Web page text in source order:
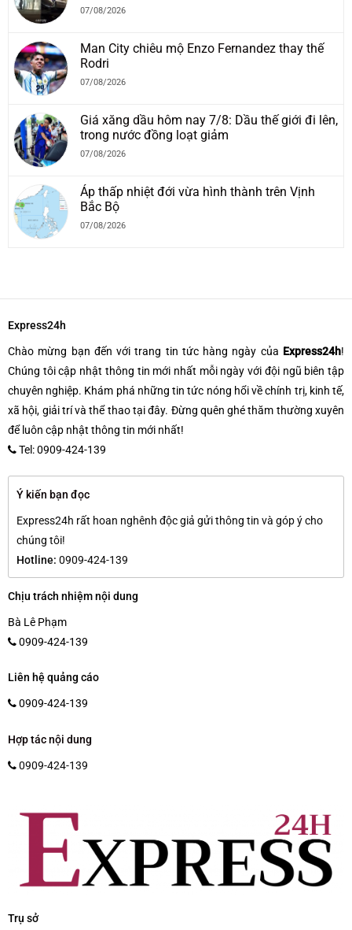
07/08/2026
Man City chiêu mộ Enzo Fernandez thay thế
Rodri
07/08/2026
Giá xăng dầu hôm nay 7/8: Dầu thế giới đi lên,
trong nước đồng loạt giảm
07/08/2026
Áp thấp nhiệt đới vừa hình thành trên Vịnh
Bắc Bộ
07/08/2026
Express24h
Chào mừng bạn đến với trang tin tức hàng ngày của Express24h!
Chúng tôi cập nhật thông tin mới nhất mỗi ngày với đội ngũ biên tập
chuyên nghiệp. Khám phá những tin tức nóng hổi về chính trị, kinh tế,
xã hội, giải trí và thể thao tại đây. Đừng quên ghé thăm thường xuyên
để luôn cập nhật thông tin mới nhất!
Tel: 0909-424-139
Ý kiến bạn đọc
Express24h rất hoan nghênh độc giả gửi thông tin và góp ý cho
chúng tôi!
Hotline: 0909-424-139
Chịu trách nhiệm nội dung
Bà Lê Phạm
0909-424-139
Liên hệ quảng cáo
0909-424-139
Hợp tác nội dung
0909-424-139
Trụ sở